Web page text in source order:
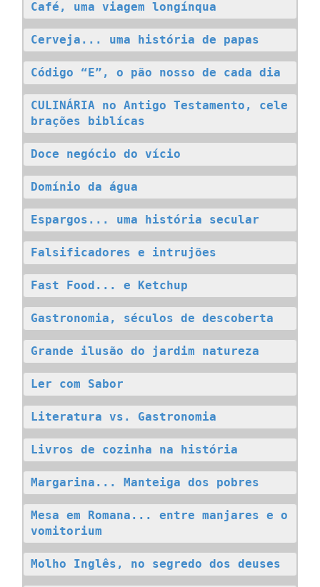
Café, uma viagem longínqua
Cerveja... uma história de papas
Código “E”, o pão nosso de cada dia
CULINÁRIA no Antigo Testamento, cele
brações biblícas
Doce negócio do vício
Domínio da água
Espargos... uma história secular
Falsificadores e intrujões
Fast Food... e Ketchup
Gastronomia, séculos de descoberta
Grande ilusão do jardim natureza
Ler com Sabor
Literatura vs. Gastronomia
Livros de cozinha na história
Margarina... Manteiga dos pobres
Mesa em Romana... entre manjares e o
vomitorium
Molho Inglês, no segredo dos deuses